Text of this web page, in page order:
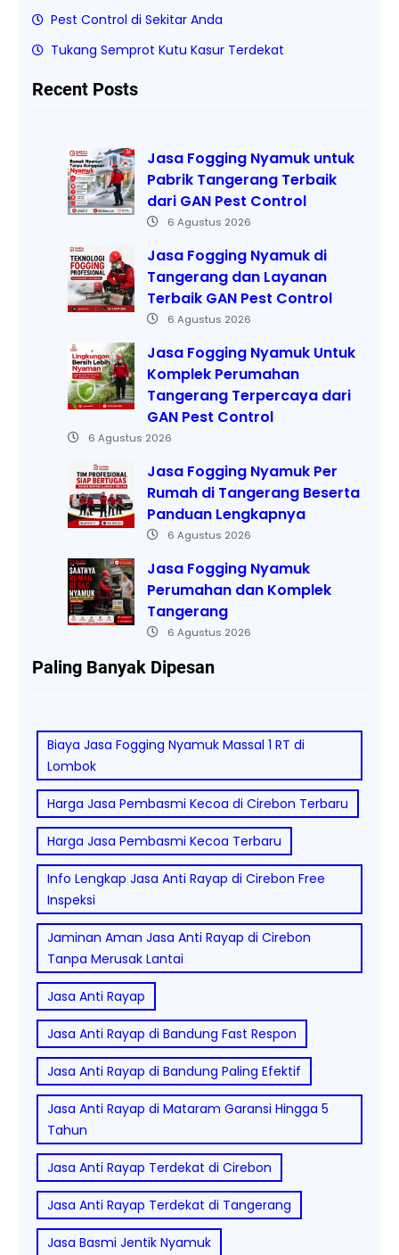
Pest Control di Sekitar Anda
Tukang Semprot Kutu Kasur Terdekat
Recent Posts
Jasa Fogging Nyamuk untuk
Pabrik Tangerang Terbaik
dari GAN Pest Control
6 Agustus 2026
Jasa Fogging Nyamuk di
Tangerang dan Layanan
Terbaik GAN Pest Control
6 Agustus 2026
Jasa Fogging Nyamuk Untuk
Komplek Perumahan
Tangerang Terpercaya dari
GAN Pest Control
6 Agustus 2026
Jasa Fogging Nyamuk Per
Rumah di Tangerang Beserta
Panduan Lengkapnya
6 Agustus 2026
Jasa Fogging Nyamuk
Perumahan dan Komplek
Tangerang
6 Agustus 2026
Paling Banyak Dipesan
Biaya Jasa Fogging Nyamuk Massal 1 RT di
Lombok
Harga Jasa Pembasmi Kecoa di Cirebon Terbaru
Harga Jasa Pembasmi Kecoa Terbaru
Info Lengkap Jasa Anti Rayap di Cirebon Free
Inspeksi
Jaminan Aman Jasa Anti Rayap di Cirebon
Tanpa Merusak Lantai
Jasa Anti Rayap
Jasa Anti Rayap di Bandung Fast Respon
Jasa Anti Rayap di Bandung Paling Efektif
Jasa Anti Rayap di Mataram Garansi Hingga 5
Tahun
Jasa Anti Rayap Terdekat di Cirebon
Jasa Anti Rayap Terdekat di Tangerang
Jasa Basmi Jentik Nyamuk